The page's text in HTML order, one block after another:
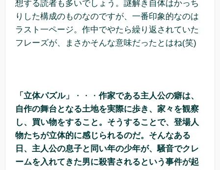
想する読者も多いでしょう。謎解き自体はかっち
りした構成のものなのですが、一番印象的なのは
ラスト一ページ。作中でやたら繰り返されていた
フレーズが、まさかそんな意味だったとはね(笑)
「立体パズル」 ・・・ 作家である主人公の癖は、
自作の舞台となる土地を実際に歩き、家々を観察
し、買い物をすること。そうすることで、登場人
物たちが立体的に感じられるのだ。そんなある
日、主人公の息子と同い年の少年が、騒音でクレ
ームを入れてきた男に殺害されるという事件が起